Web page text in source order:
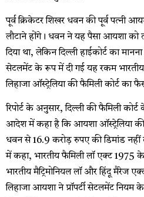
पूर्व क्रिकेटर शिखर धवन की पूर्व पत्‍नी
लौटाने होंगे। धवन ने यह पैसा आयशा
दिया था, लेकिन दिल्‍ली हाईकोर्ट का
सेटलमेंट के रूप में दी गई यह रकम
लिहाजा ऑस्‍ट्रेलिया की फैमिली कोर्ट का
रिपोर्ट के अनुसार, दिल्‍ली की फैमिली
आदेश में कहा है कि आयशा ऑस्‍ट्रेलिया
धवन से 16.9 करोड़ रुपए की डिमांड
में कहा, भारतीय फैमिली लॉ एक्‍ट 1975 के
भारतीय मैट्रिमोनियल लॉ और हिंदू मैरेज
लिहाजा आयशा ने प्रॉपर्टी सेटलमेंट